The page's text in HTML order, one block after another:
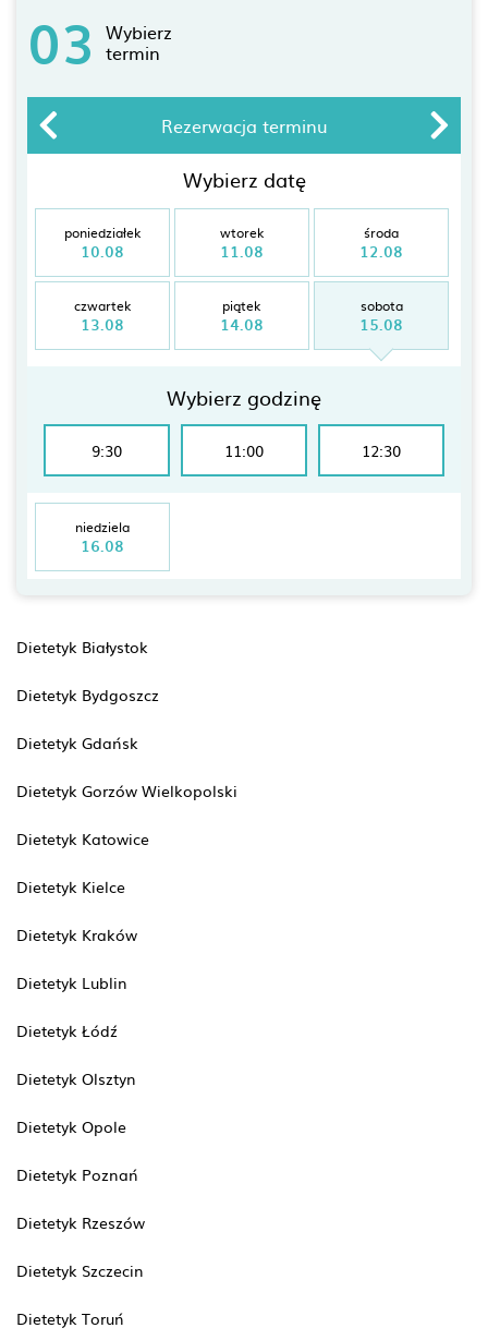
03 Wybierz
termin
Rezerwacja terminu
Wybierz datę
poniedziałek
10.08
wtorek
11.08
środa
12.08
czwartek
13.08
piątek
14.08
sobota
15.08
Wybierz godzinę
9:30 11:00 12:30
niedziela
16.08
Dietetyk Białystok
Dietetyk Bydgoszcz
Dietetyk Gdańsk
Dietetyk Gorzów Wielkopolski
Dietetyk Katowice
Dietetyk Kielce
Dietetyk Kraków
Dietetyk Lublin
Dietetyk Łódź
Dietetyk Olsztyn
Dietetyk Opole
Dietetyk Poznań
Dietetyk Rzeszów
Dietetyk Szczecin
Dietetyk Toruń